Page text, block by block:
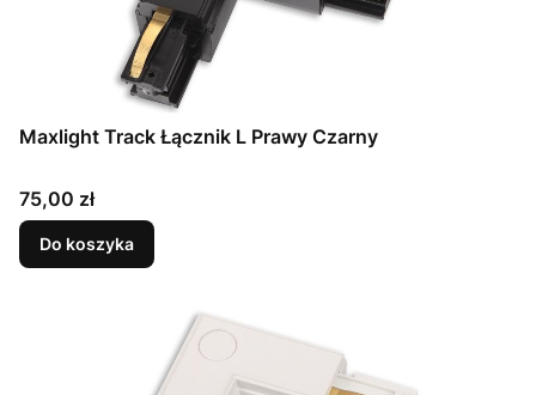
Maxlight Track Łącznik L Prawy Czarny
Cena
75,00 zł
Do koszyka